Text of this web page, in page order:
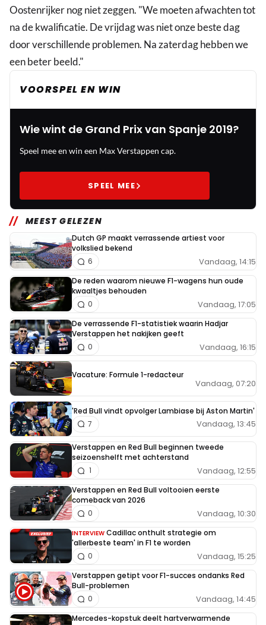
Oostenrijker nog niet zeggen. "We moeten afwachten tot
na de kwalificatie. De vrijdag was niet onze beste dag
door verschillende problemen. Na zaterdag hebben we
een beter beeld."
VOORSPEL EN WIN
Wie wint de Grand Prix van Spanje 2019?
Speel mee en win een Max Verstappen cap.
SPEEL MEE
MEEST GELEZEN
Dutch GP maakt verrassende artiest voor
volkslied bekend
Vandaag, 14:15
6
De reden waarom nieuwe F1-wagens hun oude
kwaaltjes behouden
Vandaag, 17:05
0
De verrassende F1-statistiek waarin Hadjar
Verstappen het nakijken geeft
Vandaag, 16:15
0
Vacature: Formule 1-redacteur
Vandaag, 07:20
'Red Bull vindt opvolger Lambiase bij Aston Martin'
Vandaag, 13:45
7
Verstappen en Red Bull beginnen tweede
seizoenshelft met achterstand
Vandaag, 12:55
1
Verstappen en Red Bull voltooien eerste
comeback van 2026
Vandaag, 10:30
0
INTERVIEW Cadillac onthult strategie om
'allerbeste team' in F1 te worden
Vandaag, 15:25
0
Verstappen getipt voor F1-succes ondanks Red
Bull-problemen
Vandaag, 14:45
0
Mercedes-kopstuk deelt hartverwarmende